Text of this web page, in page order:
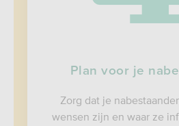
Plan voor je
Zorg dat je
wensen zijn en waar ze